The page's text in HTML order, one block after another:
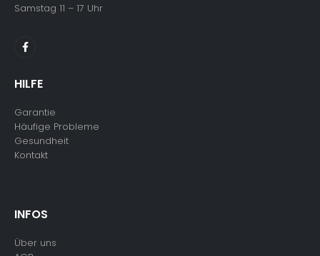
Samstag 11 – 17 Uhr
HILFE
Garantie
Häufige Probleme
Gesundheit
Kontakt
INFOS
Über uns